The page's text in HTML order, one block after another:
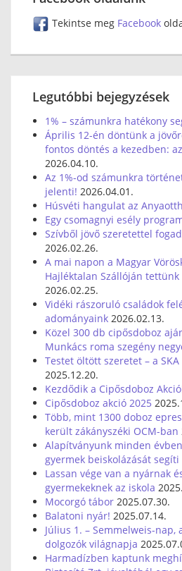
Tekintse meg Facebook
Legutóbbi bejegyzések
1% – számunkra hatékony
Április 12-én döntünk a
fontos döntés a kezedben:
2026.04.10.
Az 1%-od számunkra
jelenti! 2026.04.01.
Húsvéti hangulat az
Egy csomagnyi esély
Szívből jövő szeretettel
2026.02.26.
A mai napon a Magyar
Hajléktalan Szállóján
2026.02.25.
Vidéki rászoruló családok
adományaink 2026.02.13.
Közel 300 db cipősdoboz
Munkács roma szegény
Testet öltött szeretet – a
2025.12.20.
Kezdődik a Cipősdoboz
Cipősdoboz akció 2025
Több, mint 1300 doboz
került zákányszéki OCM-ban
Alapítványunk minden
gyermek beiskolázását segíti
Lassan vége van a nyárnak
gyermekeknek az iskola
Mocorgó tábor 2025.07.30.
Balatoni nyár! 2025.07.14.
Július 1. – Semmelweis-nap,
dolgozók világnapja
Harmadízben kaptunk